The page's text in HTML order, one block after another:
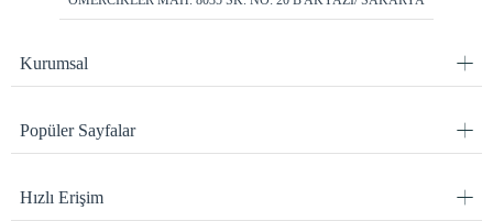
Kurumsal
Popüler Sayfalar
Hızlı Erişim